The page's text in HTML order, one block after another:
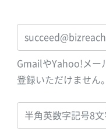
GmailやYahoo!メー
登録いただけません。